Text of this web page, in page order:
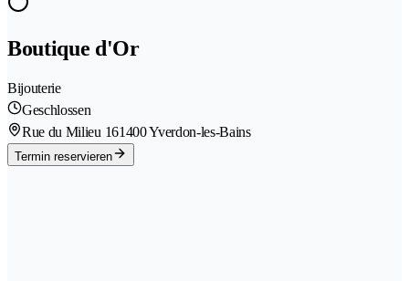
Boutique d'Or
Bijouterie
Geschlossen
Rue du Milieu 161400 Yverdon-les-Bains
Termin reservieren